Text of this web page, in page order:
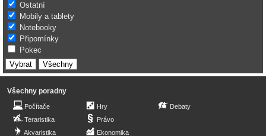
Ostatní
Mobily a tablety
Notebooky
Připomínky
Pokec
Všechny poradny
Počítače
Teraristika
Akvaristika
Hry
Právo
Ekonomika
Debaty